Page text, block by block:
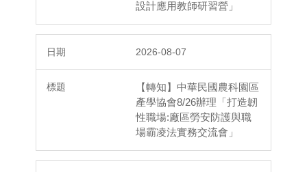
設計應用教師研習營」
2026-08-07
【轉知】中華民國農科園區
產學協會8/26辦理「打造韌
性職場:廠區勞安防護與職
場霸凌法實務交流會」